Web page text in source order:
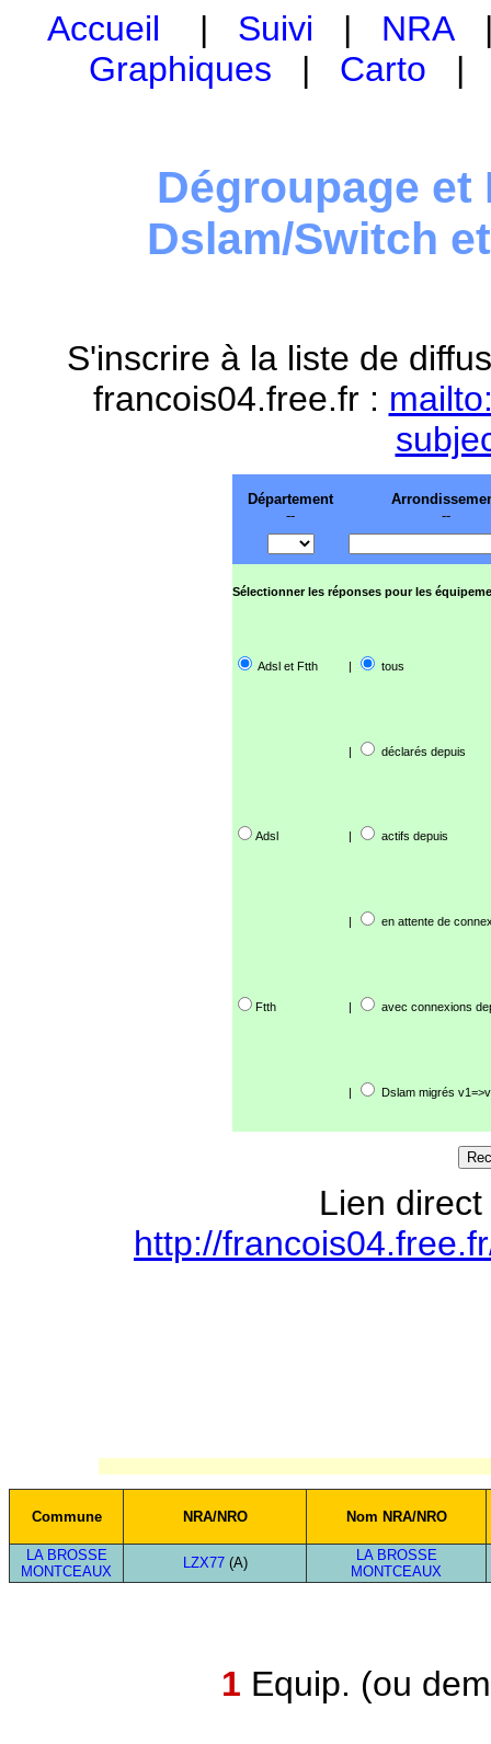
Accueil | Suivi | NRA
Graphiques | Carto
Dégroupage et
Dslam/Switch
S'inscrire à la liste de
francois04.free.fr :
Département
--
--
Sélectionner les réponses pour les
Adsl et Ftth | tous
| déclarés depuis
Adsl | actifs depuis
| en attente de
Ftth | avec connexions
| Dslam migrés
Lien
http://
Commune NRA/NRO Nom NRA/NRO
LA BROSSE
MONTCEAUX
LZX77(A)
LA BROSSE
MONTCEAUX
1 Equip. (ou